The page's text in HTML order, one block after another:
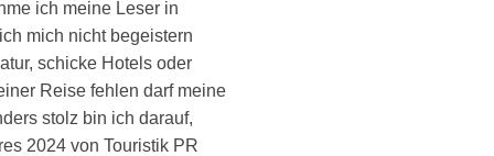
ich meine Leser in
mich nicht begeistern
schicke Hotels oder
Reise fehlen darf meine
stolz bin ich darauf,
2024 von Touristik PR